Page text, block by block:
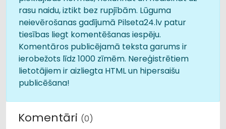
rasu naidu, iztikt bez rupjībām. Lūguma
neievērošanas gadījumā Pilseta24.lv patur
tiesības liegt komentēšanas iespēju.
Komentāros publicējamā teksta garums ir
ierobežots līdz 1000 zīmēm. Nereģistrētiem
lietotājiem ir aizliegta HTML un hipersaišu
publicēšana!
Komentāri (0)